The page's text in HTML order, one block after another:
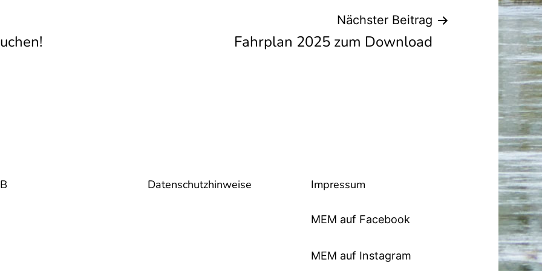
Nächster Beitrag
Fahrplan 2025 zum Download
Datenschutzhinweise Impressum
MEM auf Facebook
MEM auf Instagram